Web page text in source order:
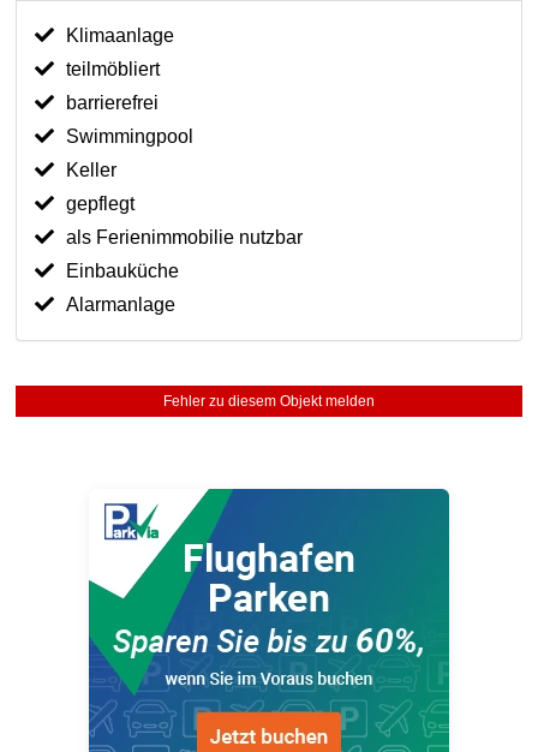
Klimaanlage
teilmöbliert
barrierefrei
Swimmingpool
Keller
gepflegt
als Ferienimmobilie nutzbar
Einbauküche
Alarmanlage
Fehler zu diesem Objekt melden